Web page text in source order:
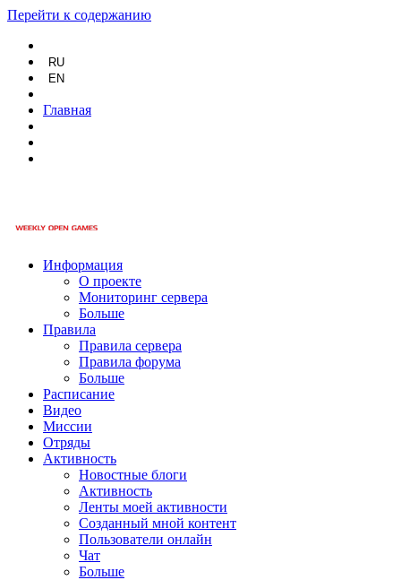
Перейти к содержанию
RU
EN
Главная
Информация
О проекте
Мониторинг сервера
Больше
Правила
Правила сервера
Правила форума
Больше
Расписание
Видео
Миссии
Отряды
Активность
Новостные блоги
Активность
Ленты моей активности
Созданный мной контент
Пользователи онлайн
Чат
Больше